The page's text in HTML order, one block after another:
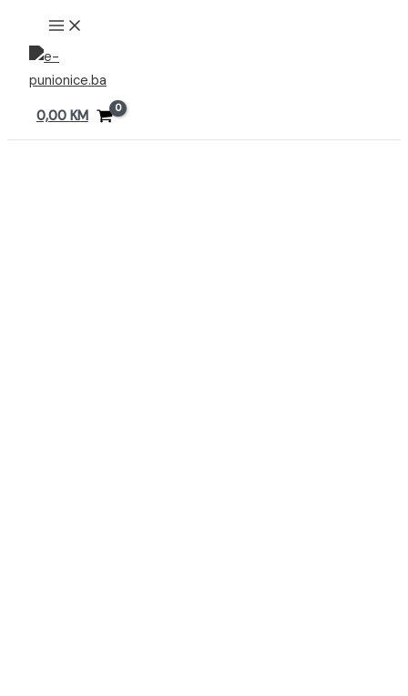
Preskoči
sadržaj
MAIN
MENU
0,00 KM